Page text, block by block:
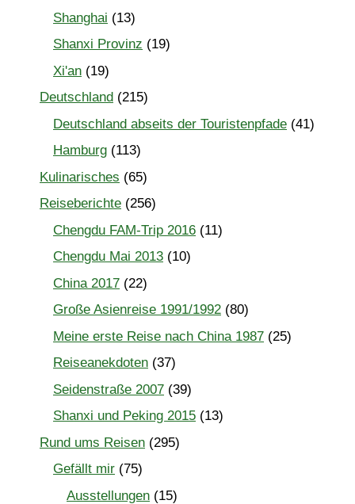
Shanghai (13)
Shanxi Provinz (19)
Xi'an (19)
Deutschland (215)
Deutschland abseits der Touristenpfade (41)
Hamburg (113)
Kulinarisches (65)
Reiseberichte (256)
Chengdu FAM-Trip 2016 (11)
Chengdu Mai 2013 (10)
China 2017 (22)
Große Asienreise 1991/1992 (80)
Meine erste Reise nach China 1987 (25)
Reiseanekdoten (37)
Seidenstraße 2007 (39)
Shanxi und Peking 2015 (13)
Rund ums Reisen (295)
Gefällt mir (75)
Ausstellungen (15)